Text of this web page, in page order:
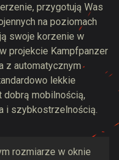
przygotują Was
na poziomach
swoje korzenie w
projekcie Kampfpanzer
z automatycznym
lekkie
dobrą mobilnością,
i szybkostrzelnością.
rozmiarze w oknie